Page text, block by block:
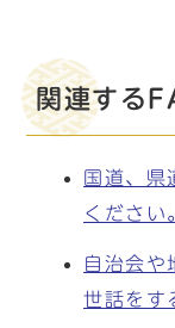
関連する
国道、県
ください
自治会や
世話をす